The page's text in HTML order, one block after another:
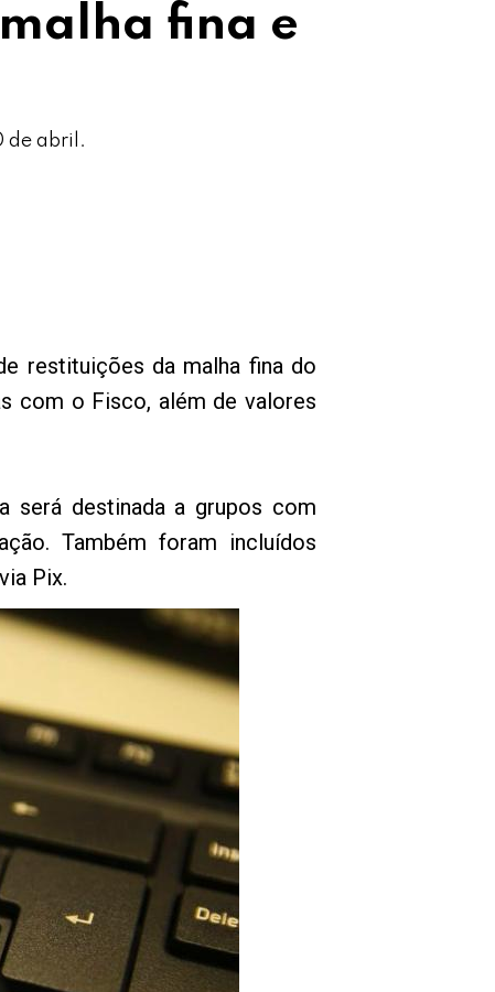
fina e
de abril.
restituições da malha fina do
com o Fisco, além de valores
será destinada a grupos com
Também foram incluídos
Pix.